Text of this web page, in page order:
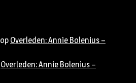
op Overleden: Annie Bolenius –
Overleden: Annie Bolenius –